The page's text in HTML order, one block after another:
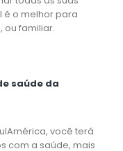
é o melhor para
ou familiar.
saúde da
você terá
com a saúde, mais